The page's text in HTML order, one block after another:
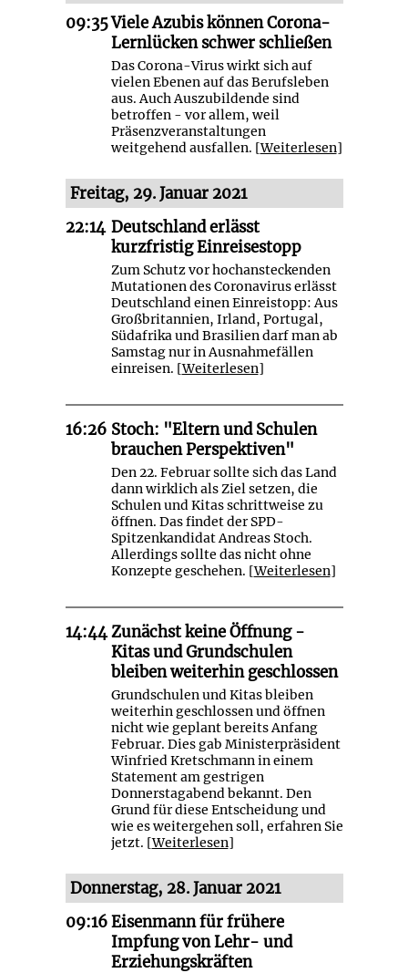
09:35Viele Azubis können Corona-
Lernlücken schwer schließen
Das Corona-Virus wirkt sich auf
vielen Ebenen auf das Berufsleben
aus. Auch Auszubildende sind
betroffen - vor allem, weil
Präsenzveranstaltungen
weitgehend ausfallen. [Weiterlesen]
Freitag, 29. Januar 2021
22:14 Deutschland erlässt
kurzfristig Einreisestopp
Zum Schutz vor hochansteckenden
Mutationen des Coronavirus erlässt
Deutschland einen Einreistopp: Aus
Großbritannien, Irland, Portugal,
Südafrika und Brasilien darf man ab
Samstag nur in Ausnahmefällen
einreisen. [Weiterlesen]
16:26 Stoch: "Eltern und Schulen
brauchen Perspektiven"
Den 22. Februar sollte sich das Land
dann wirklich als Ziel setzen, die
Schulen und Kitas schrittweise zu
öffnen. Das findet der SPD-
Spitzenkandidat Andreas Stoch.
Allerdings sollte das nicht ohne
Konzepte geschehen. [Weiterlesen]
14:44 Zunächst keine Öffnung -
Kitas und Grundschulen
bleiben weiterhin geschlossen
Grundschulen und Kitas bleiben
weiterhin geschlossen und öffnen
nicht wie geplant bereits Anfang
Februar. Dies gab Ministerpräsident
Winfried Kretschmann in einem
Statement am gestrigen
Donnerstagabend bekannt. Den
Grund für diese Entscheidung und
wie es weitergehen soll, erfahren Sie
jetzt. [Weiterlesen]
Donnerstag, 28. Januar 2021
09:16 Eisenmann für frühere
Impfung von Lehr- und
Erziehungskräften